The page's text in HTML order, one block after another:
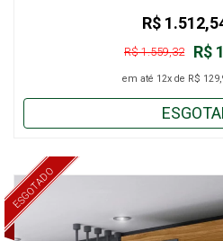
R$
R$ 1.559,32
em até 12x de R$
R$
ESGOTADO